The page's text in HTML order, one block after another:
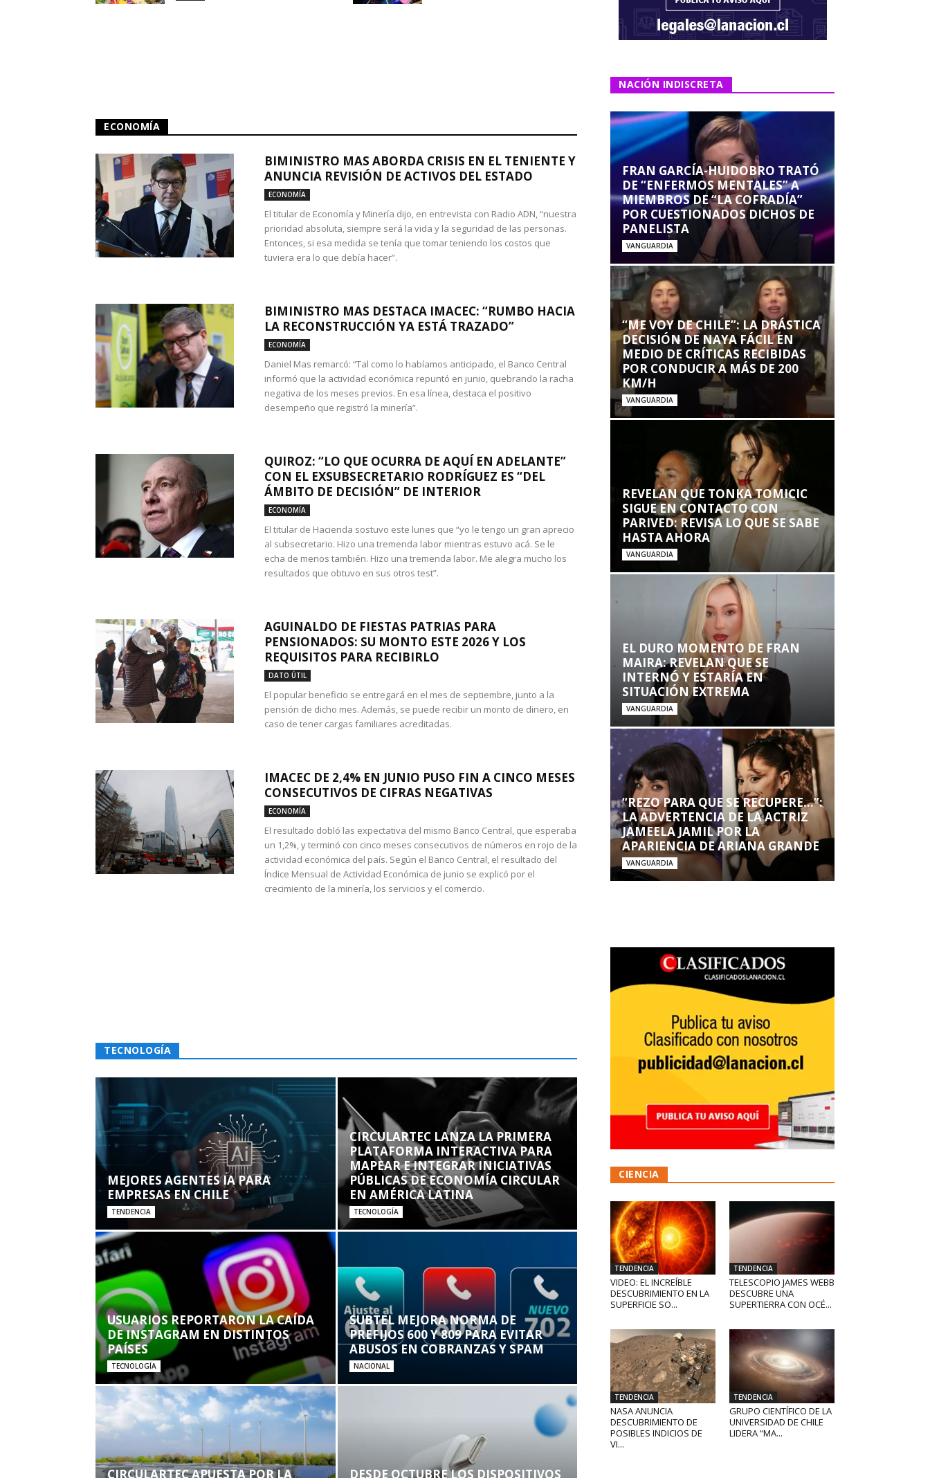
ECONOMÍA
BIMINISTRO MAS ABORDA CRISIS EN EL TENIENTE Y
ANUNCIA REVISIÓN DE ACTIVOS DEL ESTADO
ECONOMÍA
El titular de Economía y Minería dijo, en entrevista con Radio ADN, “nuestra
prioridad absoluta, siempre será la vida y la seguridad de las personas.
Entonces, si esa medida se tenía que tomar teniendo los costos que
tuviera era lo que debía hacer”.
BIMINISTRO MAS DESTACA IMACEC: “RUMBO HACIA
LA RECONSTRUCCIÓN YA ESTÁ TRAZADO”
ECONOMÍA
Daniel Mas remarcó: “Tal como lo habíamos anticipado, el Banco Central
informó que la actividad económica repuntó en junio, quebrando la racha
negativa de los meses previos. En esa línea, destaca el positivo
desempeño que registró la minería”.
QUIROZ: “LO QUE OCURRA DE AQUÍ EN ADELANTE”
CON EL EXSUBSECRETARIO RODRÍGUEZ ES “DEL
ÁMBITO DE DECISIÓN” DE INTERIOR
ECONOMÍA
El titular de Hacienda sostuvo este lunes que “yo le tengo un gran aprecio
al subsecretario. Hizo una tremenda labor mientras estuvo acá. Se le
echa de menos también. Hizo una tremenda labor. Me alegra mucho los
resultados que obtuvo en sus otros test”.
AGUINALDO DE FIESTAS PATRIAS PARA
PENSIONADOS: SU MONTO ESTE 2026 Y LOS
REQUISITOS PARA RECIBIRLO
DATO ÚTIL
El popular beneficio se entregará en el mes de septiembre, junto a la
pensión de dicho mes. Además, se puede recibir un monto de dinero, en
caso de tener cargas familiares acreditadas.
IMACEC DE 2,4% EN JUNIO PUSO FIN A CINCO MESES
CONSECUTIVOS DE CIFRAS NEGATIVAS
ECONOMÍA
El resultado dobló las expectativa del mismo Banco Central, que esperaba
un 1,2%, y terminó con cinco meses consecutivos de números en rojo de la
actividad económica del país. Según el Banco Central, el resultado del
Índice Mensual de Actividad Económica de junio se explicó por el
crecimiento de la minería, los servicios y el comercio.
TECNOLOGÍA
MEJORES AGENTES IA PARA
EMPRESAS EN CHILE
TENDENCIA
CIRCULARTEC LANZA LA PRIMERA
PLATAFORMA INTERACTIVA PARA
MAPEAR E INTEGRAR INICIATIVAS
PÚBLICAS DE ECONOMÍA CIRCULAR
EN AMÉRICA LATINA
TECNOLOGÍA
USUARIOS REPORTARON LA CAÍDA
DE INSTAGRAM EN DISTINTOS
PAÍSES
TECNOLOGÍA
SUBTEL MEJORA NORMA DE
PREFIJOS 600 Y 809 PARA EVITAR
ABUSOS EN COBRANZAS Y SPAM
NACIONAL
CIRCULARTEC APUESTA POR LA DESDE OCTUBRE LOS DISPOSITIVOS
NACIÓN INDISCRETA
FRAN GARCÍA-HUIDOBRO TRATÓ
DE “ENFERMOS MENTALES” A
MIEMBROS DE “LA COFRADÍA”
POR CUESTIONADOS DICHOS DE
PANELISTA
VANGUARDIA
“ME VOY DE CHILE”: LA DRÁSTICA
DECISIÓN DE NAYA FÁCIL EN
MEDIO DE CRÍTICAS RECIBIDAS
POR CONDUCIR A MÁS DE 200
KM/H
VANGUARDIA
REVELAN QUE TONKA TOMICIC
SIGUE EN CONTACTO CON
PARIVED: REVISA LO QUE SE SABE
HASTA AHORA
VANGUARDIA
EL DURO MOMENTO DE FRAN
MAIRA: REVELAN QUE SE
INTERNÓ Y ESTARÍA EN
SITUACIÓN EXTREMA
VANGUARDIA
“REZO PARA QUE SE RECUPERE…”:
LA ADVERTENCIA DE LA ACTRIZ
JAMEELA JAMIL POR LA
APARIENCIA DE ARIANA GRANDE
VANGUARDIA
CIENCIA
TENDENCIA
VIDEO: EL INCREÍBLE
DESCUBRIMIENTO EN LA
SUPERFICIE SO...
TENDENCIA
TELESCOPIO JAMES WEBB
DESCUBRE UNA
SUPERTIERRA CON OCÉ...
TENDENCIA
NASA ANUNCIA
DESCUBRIMIENTO DE
POSIBLES INDICIOS DE
VI...
TENDENCIA
GRUPO CIENTÍFICO DE LA
UNIVERSIDAD DE CHILE
LIDERA “MA...